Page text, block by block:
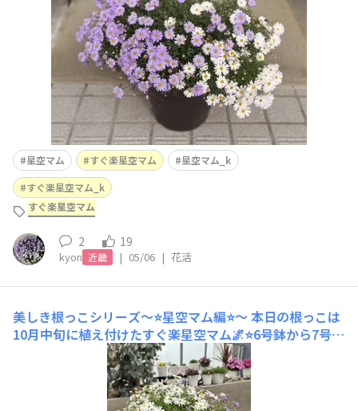
星空マム すぐ楽星空マム
星空マム_k
すぐ楽星空マム_k
すぐ楽星空マム
2 19
kyon 近畿 | 05/06 | 花活
美しき根っこシリーズ〜⭐️星空マム編⭐️〜 本日の根っこは
10月中旬に植え付けたすぐ楽星空マム🌌⭐️6号鉢から7号鉢
に鉢増ししました🪴びっしり良い根っこです👏✨あまりの
美しさにこういう鉢だと思った方も多いんじゃないでしょ